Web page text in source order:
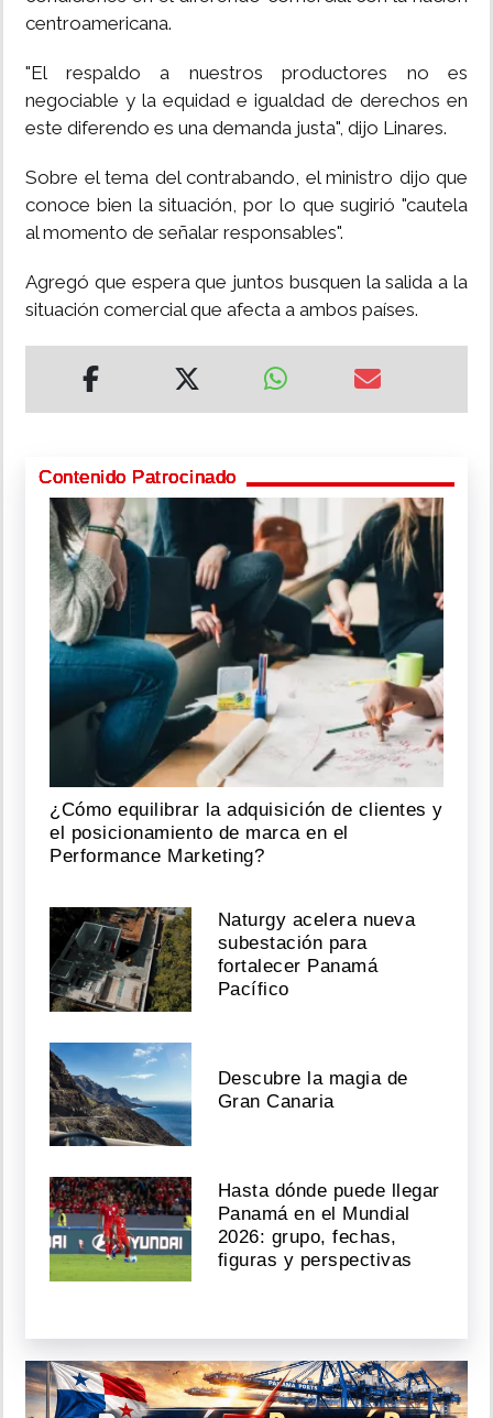
centroamericana.
"El respaldo a nuestros productores no es
negociable y la equidad e igualdad de derechos en
este diferendo es una demanda justa", dijo Linares.
Sobre el tema del contrabando, el ministro dijo que
conoce bien la situación, por lo que sugirió "cautela
al momento de señalar responsables".
Agregó que espera que juntos busquen la salida a la
situación comercial que afecta a ambos países.
Contenido Patrocinado
¿Cómo equilibrar la adquisición de clientes y
el posicionamiento de marca en el
Performance Marketing?
Naturgy acelera nueva
subestación para
fortalecer Panamá
Pacífico
Descubre la magia de
Gran Canaria
Hasta dónde puede llegar
Panamá en el Mundial
2026: grupo, fechas,
figuras y perspectivas